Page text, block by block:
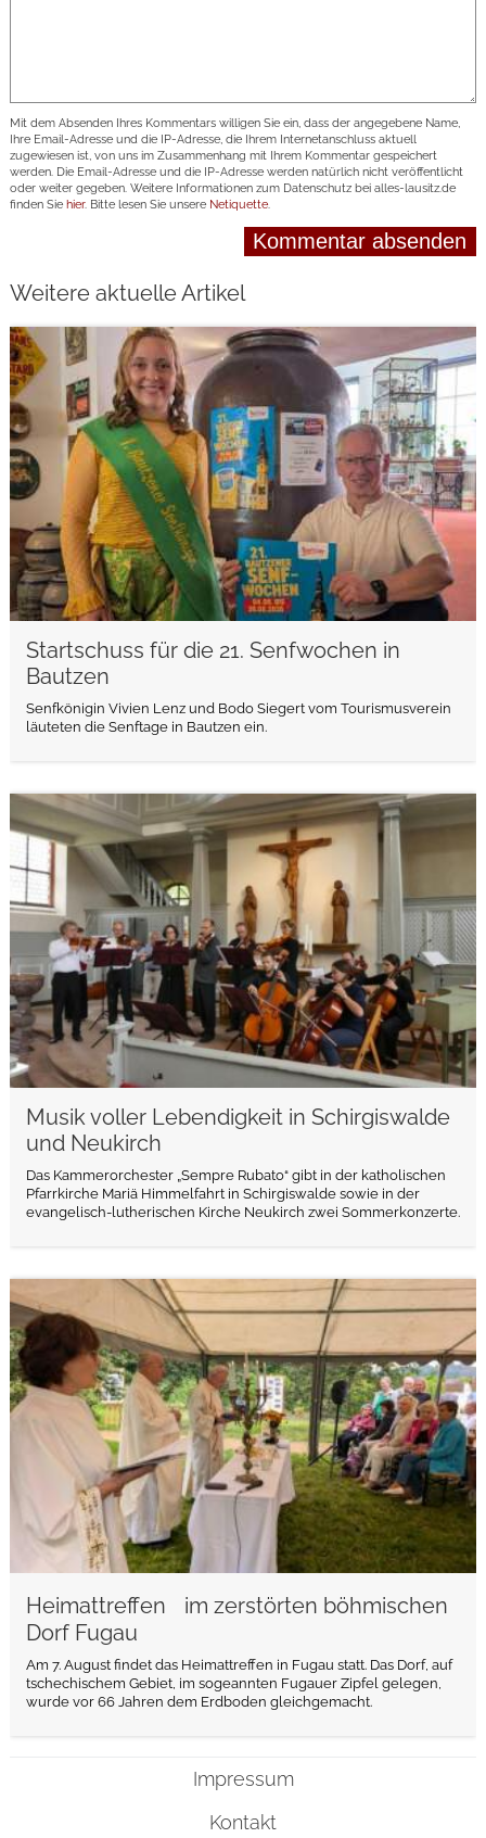
Mit dem Absenden Ihres Kommentars willigen Sie ein, dass der angegebene Name,
Ihre Email-Adresse und die IP-Adresse, die Ihrem Internetanschluss aktuell
zugewiesen ist, von uns im Zusammenhang mit Ihrem Kommentar gespeichert
werden. Die Email-Adresse und die IP-Adresse werden natürlich nicht veröffentlicht
oder weiter gegeben. Weitere Informationen zum Datenschutz bei alles-lausitz.de
finden Sie hier. Bitte lesen Sie unsere Netiquette.
Weitere aktuelle Artikel
Startschuss für die 21. Senfwochen in
Bautzen
Senfkönigin Vivien Lenz und Bodo Siegert vom Tourismusverein
läuteten die Senftage in Bautzen ein.
weiterlesen
Musik voller Lebendigkeit in Schirgiswalde
und Neukirch
Das Kammerorchester „Sempre Rubato“ gibt in der katholischen
Pfarrkirche Mariä Himmelfahrt in Schirgiswalde sowie in der
evangelisch-lutherischen Kirche Neukirch zwei Sommerkonzerte.
weiterlesen
Heimattreffen im zerstörten böhmischen
Dorf Fugau
Am 7. August findet das Heimattreffen in Fugau statt. Das Dorf, auf
tschechischem Gebiet, im sogeannten Fugauer Zipfel gelegen,
wurde vor 66 Jahren dem Erdboden gleichgemacht.
weiterlesen
Impressum
Kontakt